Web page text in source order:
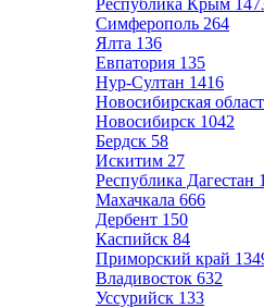
Республика Крым
Симферополь 264
Ялта 136
Евпатория 135
Нур-Султан 1416
Новосибирская
Новосибирск 1042
Бердск 58
Искитим 27
Республика Дагестан
Махачкала 666
Дербент 150
Каспийск 84
Приморский край
Владивосток 632
Уссурийск 133